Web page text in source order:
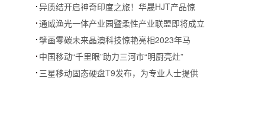
异质结开启神奇印度之旅！华晟HJT产品惊
通威渔光一体产业园暨柔性产业联盟即将成立
擘画零碳未来晶澳科技惊艳亮相2023年马
中国移动“千里眼”助力三河市“明厨亮灶”
三星移动固态硬盘T9发布，为专业人士提供